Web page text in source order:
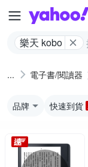
樂天 kobo
電子書/閱讀器
品牌 快速到貨